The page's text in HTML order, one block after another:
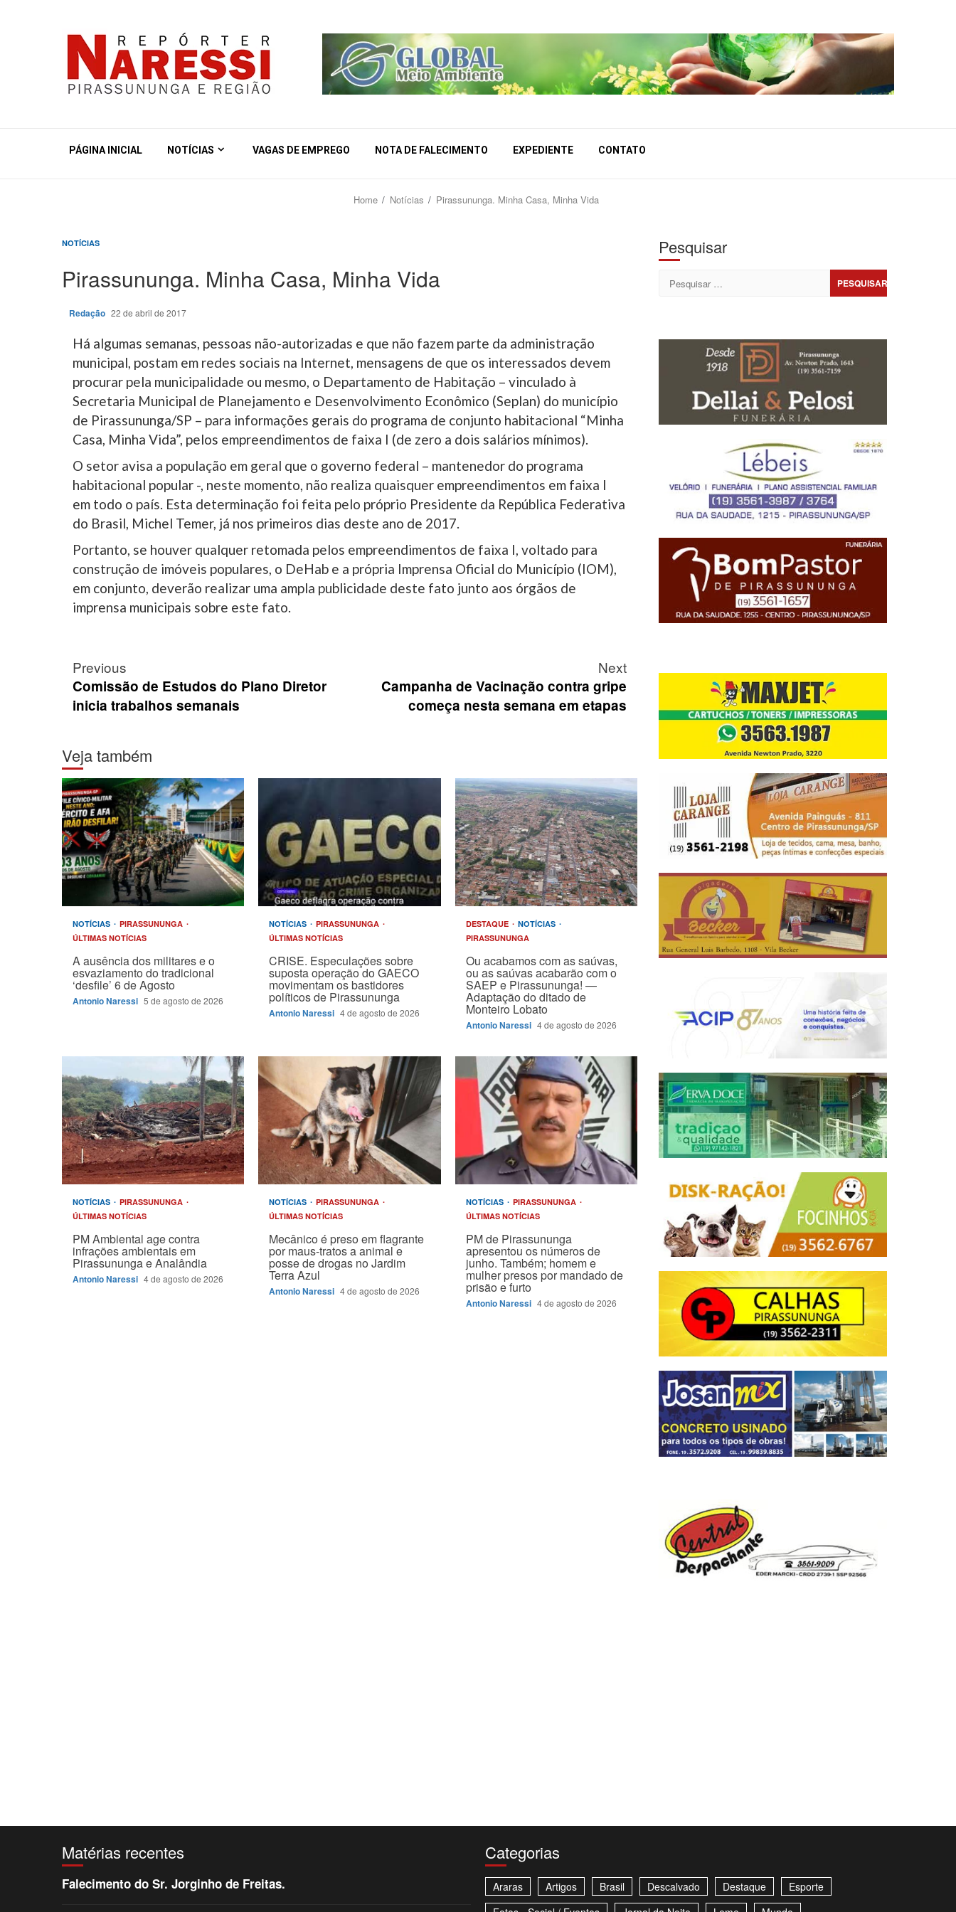
PÁGINA INICIAL NOTÍCIAS VAGAS DE EMPREGO NOTA DE FALECIMENTO EXPEDIENTE CONTATO
Home Notícias Pirassununga. Minha Casa, Minha Vida
NOTÍCIAS
Pirassununga. Minha Casa, Minha Vida
Redação 22 de abril de 2017
Há algumas semanas, pessoas não-autorizadas e que não fazem parte da administração
municipal, postam em redes sociais na Internet, mensagens de que os interessados devem
procurar pela municipalidade ou mesmo, o Departamento de Habitação – vinculado à
Secretaria Municipal de Planejamento e Desenvolvimento Econômico (Seplan) do município
de Pirassununga/SP – para informações gerais do programa de conjunto habitacional “Minha
Casa, Minha Vida”, pelos empreendimentos de faixa I (de zero a dois salários mínimos).
O setor avisa a população em geral que o governo federal – mantenedor do programa
habitacional popular -, neste momento, não realiza quaisquer empreendimentos em faixa I
em todo o país. Esta determinação foi feita pelo próprio Presidente da República Federativa
do Brasil, Michel Temer, já nos primeiros dias deste ano de 2017.
Portanto, se houver qualquer retomada pelos empreendimentos de faixa I, voltado para
construção de imóveis populares, o DeHab e a própria Imprensa Oficial do Município (IOM),
em conjunto, deverão realizar uma ampla publicidade deste fato junto aos órgãos de
imprensa municipais sobre este fato.
Post
navigation
Previous
Comissão de Estudos do Plano Diretor
inicia trabalhos semanais
Next
Campanha de Vacinação contra gripe
começa nesta semana em etapas
Veja também
NOTÍCIAS
PIRASSUNUNGA
ÚLTIMAS NOTÍCIAS
A ausência dos militares e o
esvaziamento do tradicional
‘desfile’ 6 de Agosto
Antonio Naressi 5 de agosto de 2026
NOTÍCIAS
PIRASSUNUNGA
ÚLTIMAS NOTÍCIAS
CRISE. Especulações sobre
suposta operação do GAECO
movimentam os bastidores
políticos de Pirassununga
Antonio Naressi 4 de agosto de 2026
DESTAQUE
NOTÍCIAS
PIRASSUNUNGA
Ou acabamos com as saúvas,
ou as saúvas acabarão com o
SAEP e Pirassununga! —
Adaptação do ditado de
Monteiro Lobato
Antonio Naressi 4 de agosto de 2026
NOTÍCIAS
PIRASSUNUNGA
ÚLTIMAS NOTÍCIAS
PM Ambiental age contra
infrações ambientais em
Pirassununga e Analândia
Antonio Naressi 4 de agosto de 2026
NOTÍCIAS
PIRASSUNUNGA
ÚLTIMAS NOTÍCIAS
Mecânico é preso em flagrante
por maus-tratos a animal e
posse de drogas no Jardim
Terra Azul
Antonio Naressi 4 de agosto de 2026
NOTÍCIAS
PIRASSUNUNGA
ÚLTIMAS NOTÍCIAS
PM de Pirassununga
apresentou os números de
junho. Também; homem e
mulher presos por mandado de
prisão e furto
Antonio Naressi 4 de agosto de 2026
Pesquisar
Pesquisar
Matérias recentes
Falecimento do Sr. Jorginho de Freitas.
Categorias
Araras Artigos Brasil Descalvado Destaque
Esporte